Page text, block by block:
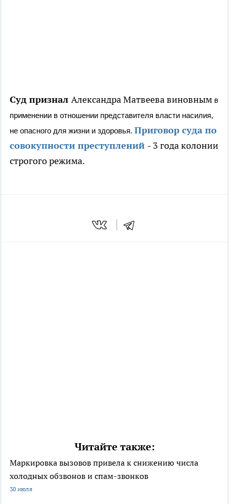
Суд признал Александра Матвеева виновным в
применении в отношении представителя власти насилия,
не опасного для жизни и здоровья. Приговор суда по
совокупности преступлений - 3 года колонии
строгого режима.
Читайте также:
Маркировка вызовов привела к снижению числа
холодных обзвонов и спам-звонков
30 июля